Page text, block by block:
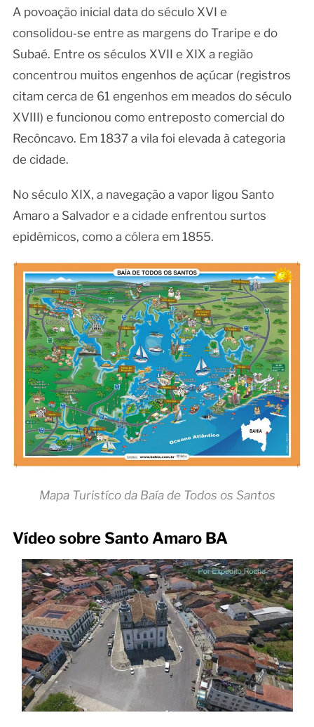
A povoação inicial data do século XVI e
consolidou‑se entre as margens do Traripe e do
Subaé. Entre os séculos XVII e XIX a região
concentrou muitos engenhos de açúcar (registros
citam cerca de 61 engenhos em meados do século
XVIII) e funcionou como entreposto comercial do
Recôncavo. Em 1837 a vila foi elevada à categoria
de cidade.
No século XIX, a navegação a vapor ligou Santo
Amaro a Salvador e a cidade enfrentou surtos
epidêmicos, como a cólera em 1855.
Mapa Turistíco da Baía de Todos os Santos
Vídeo sobre Santo Amaro BA